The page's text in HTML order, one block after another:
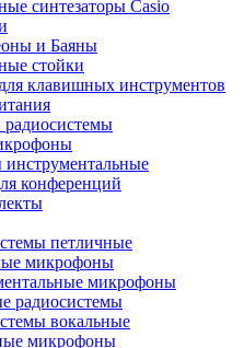
синтезаторы Casio
и Баяны
стойки
клавишных инструментов
инструментальные
конференций
петличные
микрофоны
микрофоны
радиосистемы
вокальные
микрофоны